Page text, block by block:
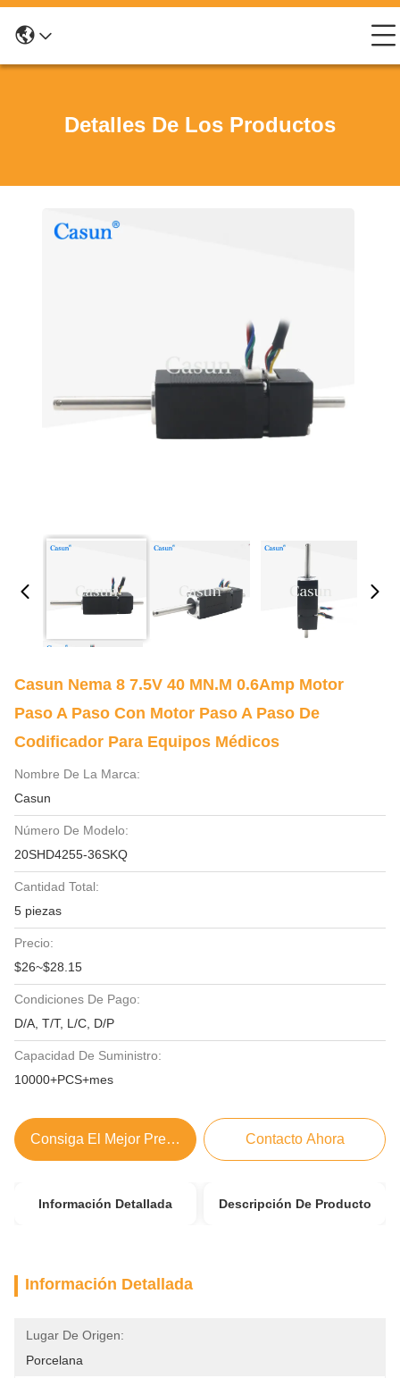
Detalles De Los Productos
Casun Nema 8 7.5V 40 MN.m 0.6Amp Motor
Paso A Paso Con Motor Paso A Paso De
Codificador Para Equipos Médicos
Nombre De La Marca:
Casun
Número De Modelo:
20SHD4255-36SKQ
Cantidad Total:
5 piezas
Precio:
$26~$28.15
Condiciones De Pago:
D/A, T/T, L/C, D/P
Capacidad De Suministro:
10000+PCS+mes
Consiga El Mejor Precio Contacto Ahora
Información Detallada Descripción De Producto
Información Detallada
Lugar De Origen:
Porcelana